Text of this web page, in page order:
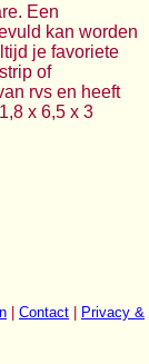
Een
kan worden
je favoriete
of
rvs en heeft
x 6,5 x 3
Contact
Privacy &